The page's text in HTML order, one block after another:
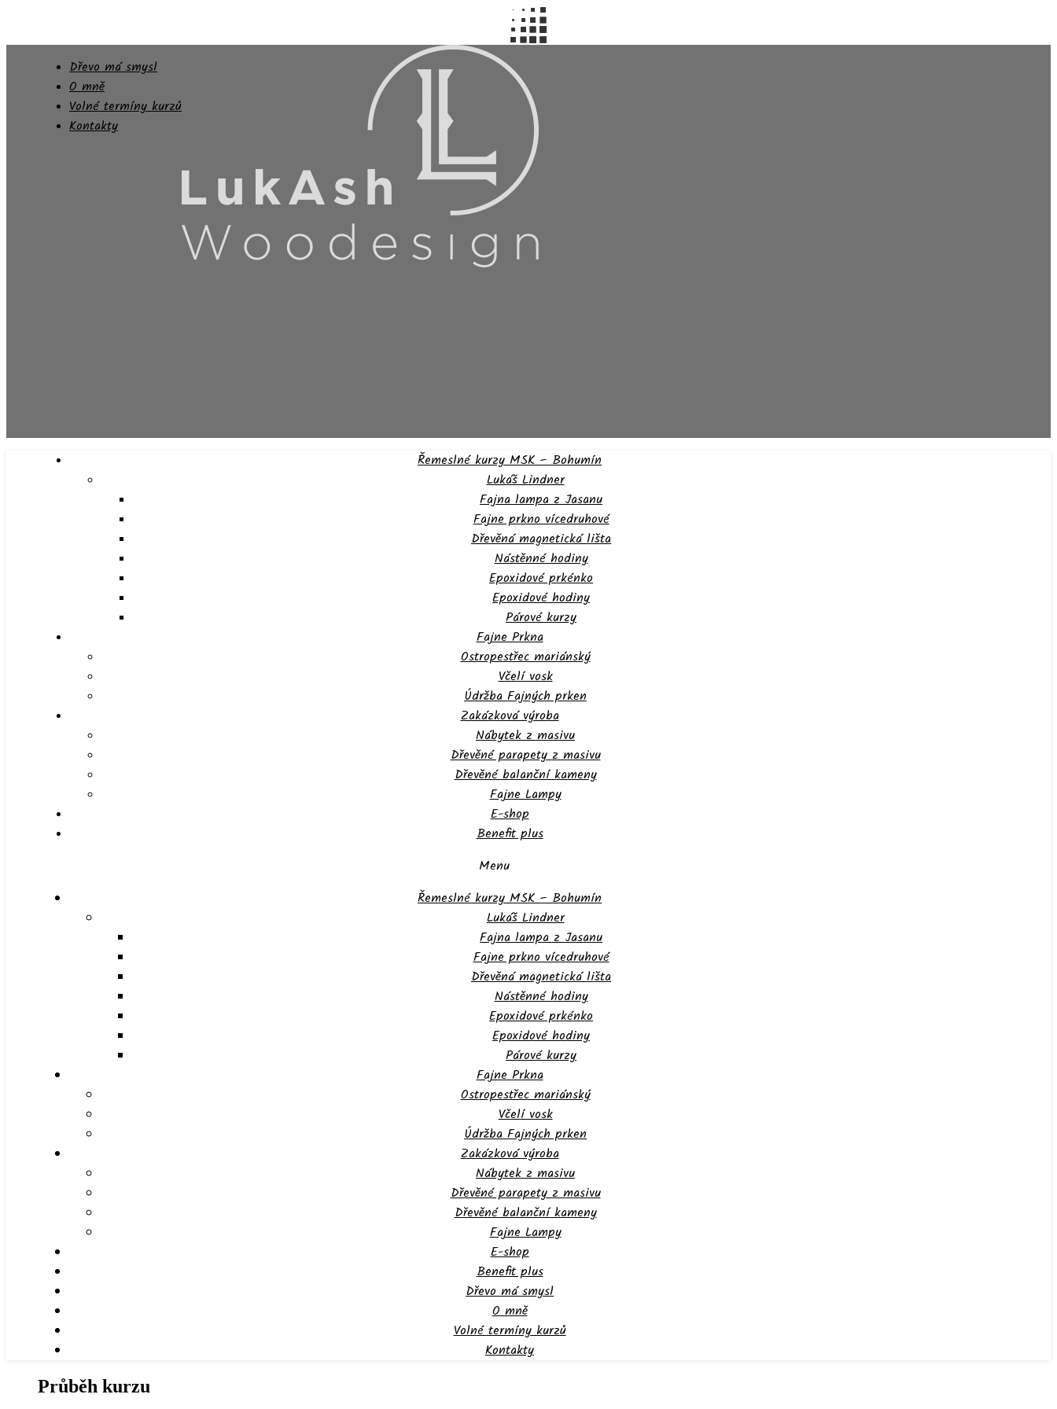
Dřevo má smysl
O mně
Volné termíny kurzů
Kontakty
Řemeslné kurzy MSK – Bohumín
Lukáš Lindner
Fajna lampa z Jasanu
Fajne prkno vícedruhové
Dřevěná magnetická lišta
Nástěnné hodiny
Epoxidové prkénko
Epoxidové hodiny
Párové kurzy
Fajne Prkna
Ostropestřec mariánský
Včelí vosk
Údržba Fajných prken
Zakázková výroba
Nábytek z masivu
Dřevěné parapety z masivu
Dřevěné balanční kameny
Fajne Lampy
E-shop
Benefit plus
Menu
Řemeslné kurzy MSK – Bohumín
Lukáš Lindner
Fajna lampa z Jasanu
Fajne prkno vícedruhové
Dřevěná magnetická lišta
Nástěnné hodiny
Epoxidové prkénko
Epoxidové hodiny
Párové kurzy
Fajne Prkna
Ostropestřec mariánský
Včelí vosk
Údržba Fajných prken
Zakázková výroba
Nábytek z masivu
Dřevěné parapety z masivu
Dřevěné balanční kameny
Fajne Lampy
E-shop
Benefit plus
Dřevo má smysl
O mně
Volné termíny kurzů
Kontakty
Průběh kurzu